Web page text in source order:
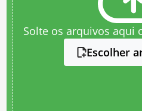
Solte os arquivos aqui
Escolher